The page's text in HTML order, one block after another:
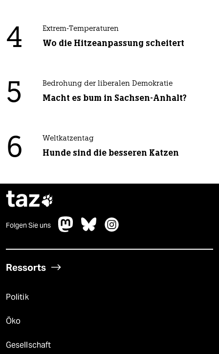
4 Extrem-Temperaturen
Wo die Hitzeanpassung scheitert
5 Bedrohung der liberalen Demokratie
Macht es bum in Sachsen-Anhalt?
6 Weltkatzentag
Hunde sind die besseren Katzen
taz
Folgen Sie uns
Ressorts
Politik
Öko
Gesellschaft